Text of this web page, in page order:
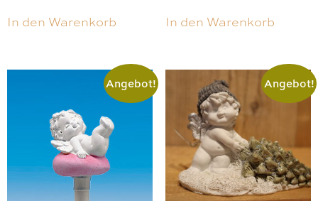
In den Warenkorb In den Warenkorb
Angebot! Angebot!